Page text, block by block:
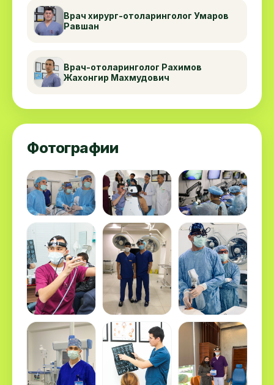
Врач хирург-отоларинголог Умаров
Равшан
Врач-отоларинголог Рахимов
Жахонгир Махмудович
Фотографии